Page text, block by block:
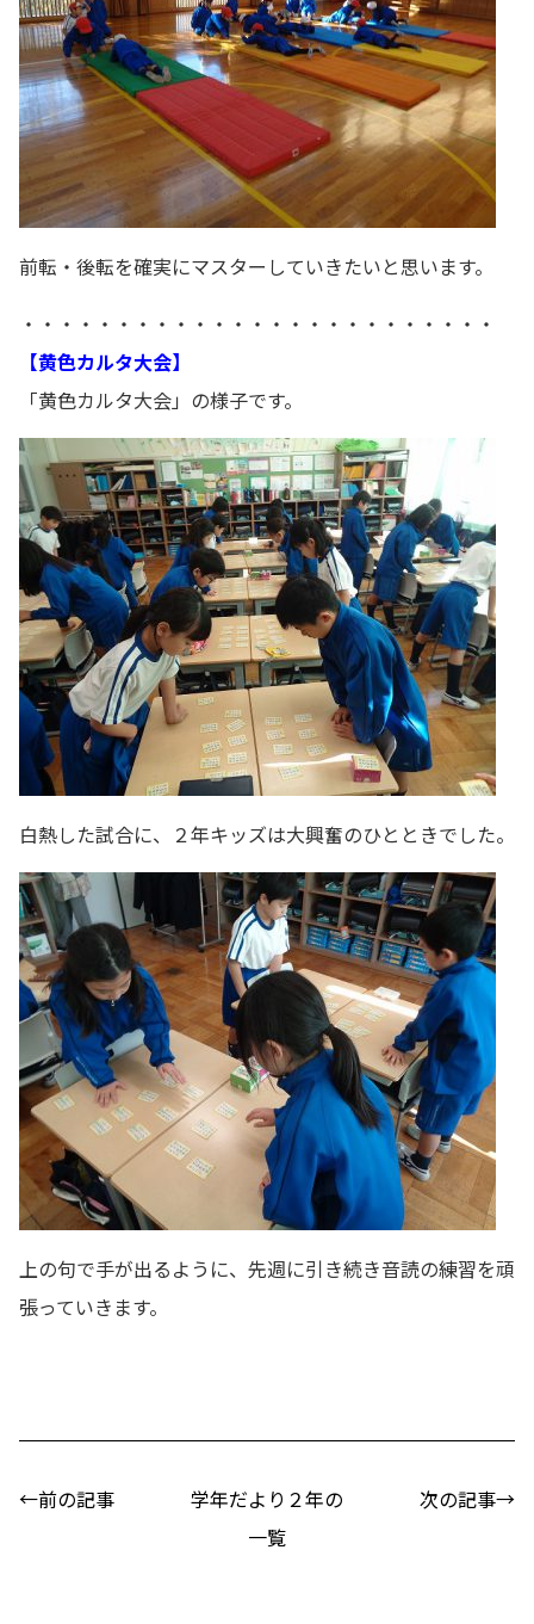
前転・後転を確実にマスターしていきたいと思います。
・・・・・・・・・・・・・・・・・・・・・・・・・
【黄色カルタ大会】
「黄色カルタ大会」の様子です。
白熱した試合に、２年キッズは大興奮のひとときでした。
上の句で手が出るように、先週に引き続き音読の練習を頑
張っていきます。
←前の記事
学年だより２年の
一覧
次の記事→